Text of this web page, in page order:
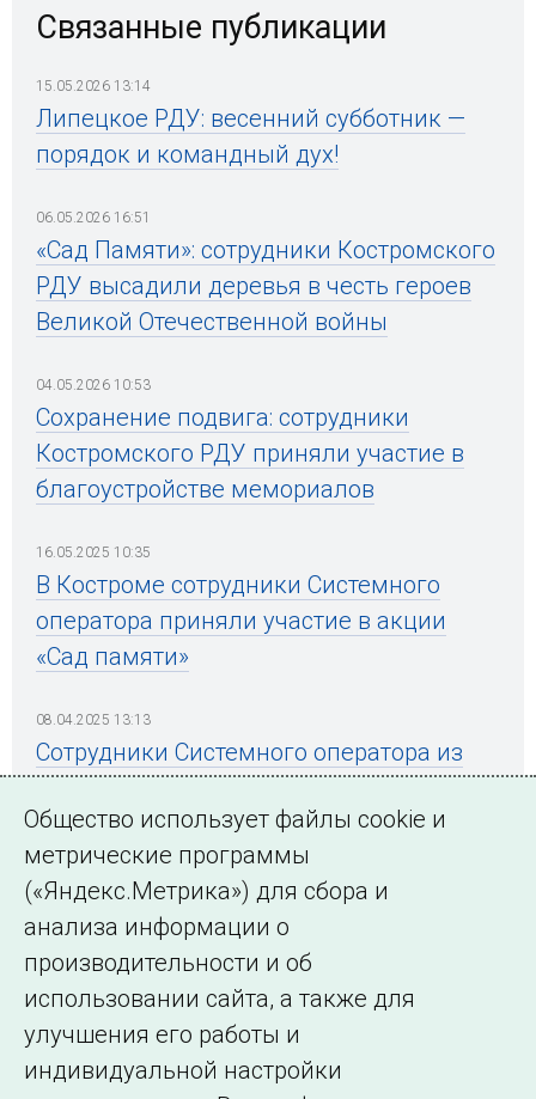
Связанные публикации
15.05.2026 13:14
Липецкое РДУ: весенний субботник —
порядок и командный дух!
06.05.2026 16:51
«Сад Памяти»: сотрудники Костромского
РДУ высадили деревья в честь героев
Великой Отечественной войны
04.05.2026 10:53
Сохранение подвига: сотрудники
Костромского РДУ приняли участие в
благоустройстве мемориалов
16.05.2025 10:35
В Костроме сотрудники Системного
оператора приняли участие в акции
«Сад памяти»
08.04.2025 13:13
Сотрудники Системного оператора из
городских субботниках
Подписаться на новости
©2005–2026 АО «СО ЕЭС»
Филиалы и
Общество использует файлы cookie и
метрические программы
(«Яндекс.Метрика») для сбора и
анализа информации о
производительности и об
использовании сайта, а также для
улучшения его работы и
индивидуальной настройки